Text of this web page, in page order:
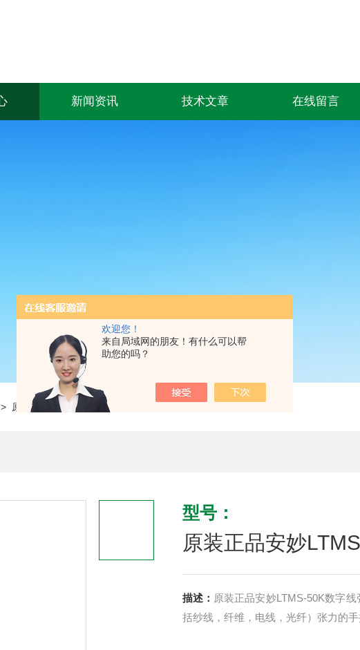
欢迎您！
来自局域网的朋友！有什么可以帮
助您的吗？
新闻资讯 技术文章 在线留言
原装正品安妙LTMS-50K数字线张力计
型号：
原装正品安妙
描述： 原装正品安妙LTMS-50K数字线张力计 是一个用来准确地测量运转中或静止的
括纱线，纤维，电线，光纤）张力的手